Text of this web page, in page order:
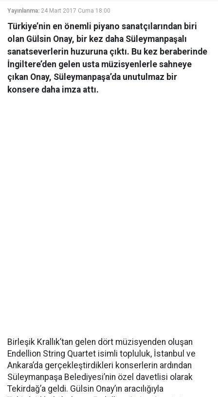
Yayınlanma: 24 Mart 2017 Cuma 18:00
Türkiye’nin en önemli piyano sanatçılarından biri
olan Gülsin Onay, bir kez daha Süleymanpaşalı
sanatseverlerin huzuruna çıktı. Bu kez beraberinde
İngiltere’den gelen usta müzisyenlerle sahneye
çıkan Onay, Süleymanpaşa’da unutulmaz bir
konsere daha imza attı.
Birleşik Krallık’tan gelen dört müzisyenden oluşan
Endellion String Quartet isimli topluluk, İstanbul ve
Ankara’da gerçekleştirdikleri konserlerin ardından
Süleymanpaşa Belediyesi’nin özel davetlisi olarak
Tekirdağ’a geldi. Gülsin Onay’ın aracılığıyla